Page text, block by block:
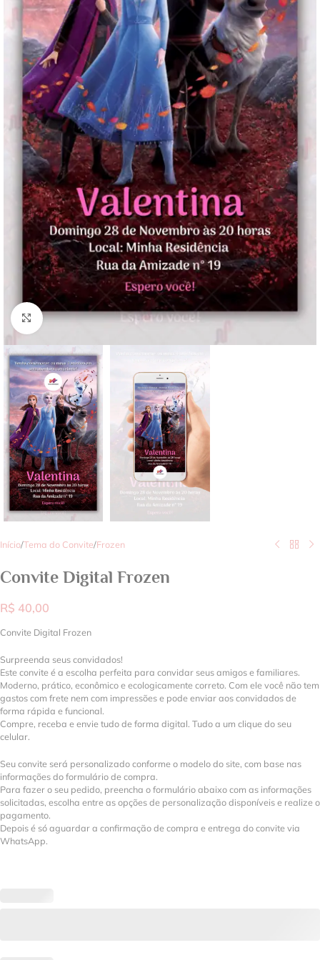
Clique para ampliar
Início/Tema do Convite/Frozen
Convite Digital Frozen
R$ 40,00
Convite Digital Frozen
Surpreenda seus convidados!
Este convite é a escolha perfeita para convidar seus amigos e familiares.
Moderno, prático, econômico e ecologicamente correto. Com ele você não tem
gastos com frete nem com impressões e pode enviar aos convidados de
forma rápida e funcional.
Compre, receba e envie tudo de forma digital. Tudo a um clique do seu
celular.
Seu convite será personalizado conforme o modelo do site, com base nas
informações do formulário de compra.
Para fazer o seu pedido, preencha o formulário abaixo com as informações
solicitadas, escolha entre as opções de personalização disponíveis e realize o
pagamento.
Depois é só aguardar a confirmação de compra e entrega do convite via
WhatsApp.